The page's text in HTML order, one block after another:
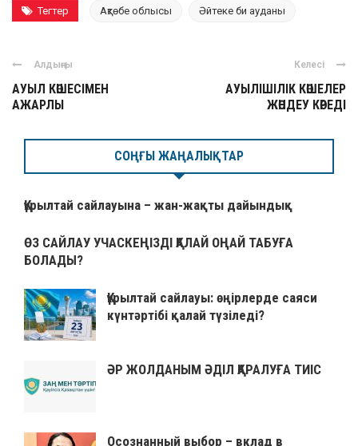
Тегтер Ақтөбе облысы Әйтеке би ауданы
Алдыңғы
АУЫЛ КӨШЕСІМЕН
АЖАРЛЫ
Келесі
АУЫЛІШІЛІК КӨШЕЛЕР
ЖӨНДЕУ КӨРЕДІ
СОҢҒЫ ЖАҢАЛЫҚТАР
Құрылтай сайлауына – жан-жақты дайындық
ӨЗ САЙЛАУ УЧАСКЕҢІЗДІ ҚАЛАЙ ОҢАЙ ТАБУҒА
БОЛАДЫ?
Құрылтай сайлауы: өңірлерде саяси
күнтәртібі қалай түзіледі?
ӘР ЖОЛДАНЫМ ӘДІЛ ҚАРАЛУҒА ТИІС
Осознанный выбор – вклад в